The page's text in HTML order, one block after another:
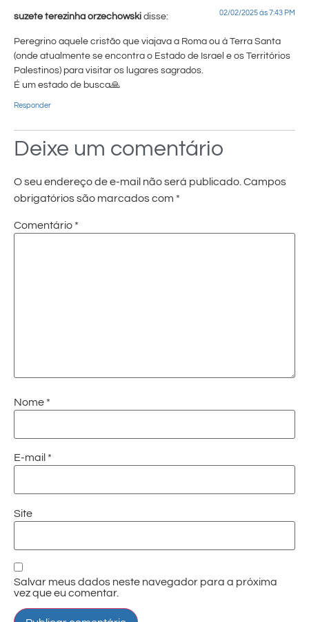
suzete terezinha orzechowski disse: 02/02/2025 às 7:43 PM
Peregrino aquele cristão que viajava a Roma ou à Terra Santa
(onde atualmente se encontra o Estado de Israel e os Territórios
Palestinos) para visitar os lugares sagrados.
É um estado de busca🙏
Responder
Deixe um comentário
O seu endereço de e-mail não será publicado. Campos
obrigatórios são marcados com *
Comentário *
Nome *
E-mail *
Site
Salvar meus dados neste navegador para a próxima
vez que eu comentar.